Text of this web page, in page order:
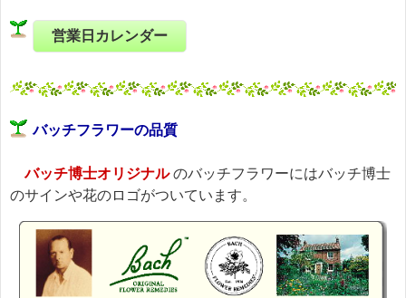
営業日カレンダー
バッチフラワーの品質
バッチ博士オリジナルのバッチフラワーにはバッチ博士
のサインや花のロゴがついています。